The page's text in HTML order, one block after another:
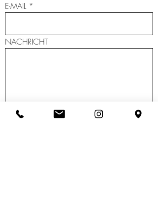
E-MAIL
NACHRICHT